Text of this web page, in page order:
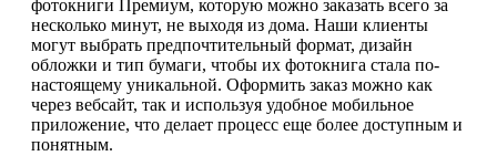
фотокниги Премиум, которую можно заказать всего за
несколько минут, не выходя из дома. Наши клиенты
могут выбрать предпочтительный формат, дизайн
обложки и тип бумаги, чтобы их фотокнига стала по-
настоящему уникальной. Оформить заказ можно как
через вебсайт, так и используя удобное мобильное
приложение, что делает процесс еще более доступным и
понятным.